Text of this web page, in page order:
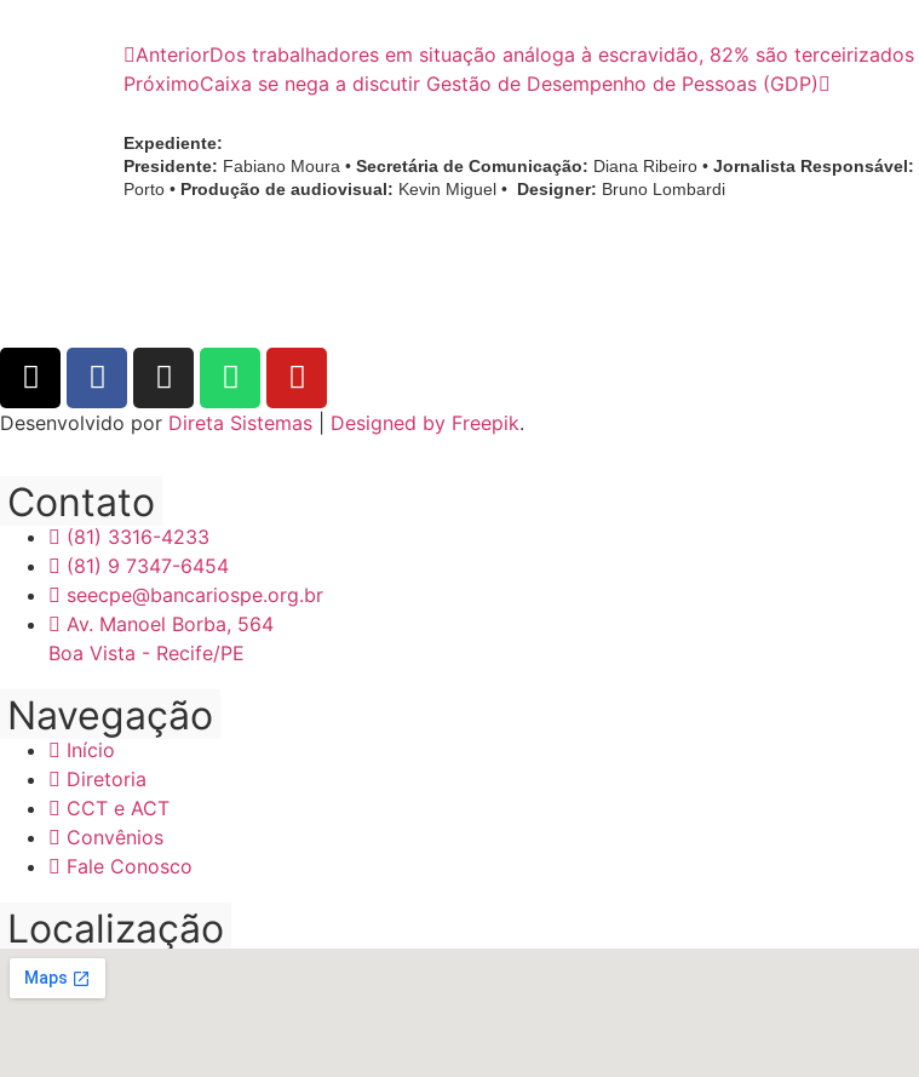
AnteriorDos trabalhadores em situação análoga à escravidão, 82% são terceirizados
PróximoCaixa se nega a discutir Gestão de Desempenho de Pessoas (GDP)
Expediente:
Presidente: Fabiano Moura • Secretária de Comunicação: Diana Ribeiro • Jornalista Responsável:
Porto • Produção de audiovisual: Kevin Miguel • Designer: Bruno Lombardi
Desenvolvido por Direta Sistemas Designed by Freepik.
Contato
(81) 3316-4233
(81) 9 7347-6454
seecpe@bancariospe.org.br
Av. Manoel Borba, 564
Boa Vista - Recife/PE
Navegação
Início
Diretoria
CCT e ACT
Convênios
Fale Conosco
Localização